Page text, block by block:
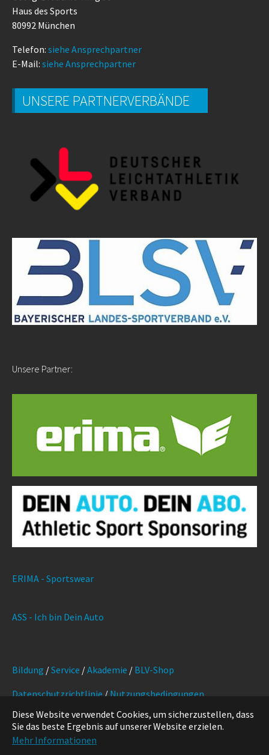
Diese Website verwendet Cookies, um sicherzustellen, dass
Sie das beste Ergebnis auf unserer Website erzielen.
Mehr Informationen
Haus des Sports
80992 München
Telefon: siehe Ansprechpartner
E-Mail: siehe Ansprechpartner
UNSERE PARTNERVERBÄNDE
Unsere Partner:
ERIMA - Sportswear
ASS - Ich bin Dein Auto
Bildung /Service /Akademie / BLV-Shop
Datenschutzrichtlinie / Nutzungsbedingungen
Marketing/Kontakt/Impressum